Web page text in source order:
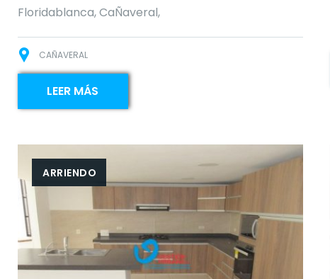
Floridablanca, CaÑaveral,
CAÑAVERAL
LEER MÁS
ARRIENDO